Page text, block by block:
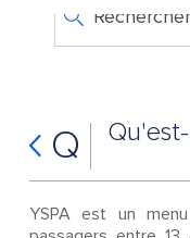
Q
YSPA est un